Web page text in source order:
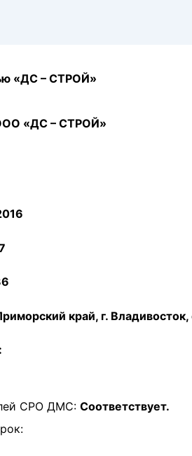
«ДС – СТРОЙ»
«ДС – СТРОЙ»
край, г.
СРО ДМС: Соответствует.